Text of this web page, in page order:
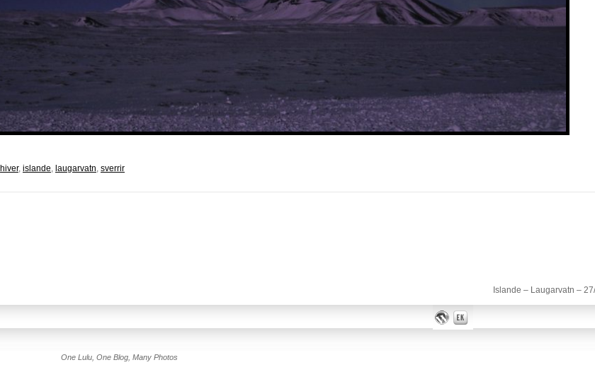
hiver, islande, laugarvatn, sverrir
Islande – Laugarvatn –
One Lulu, One Blog, Many Photos